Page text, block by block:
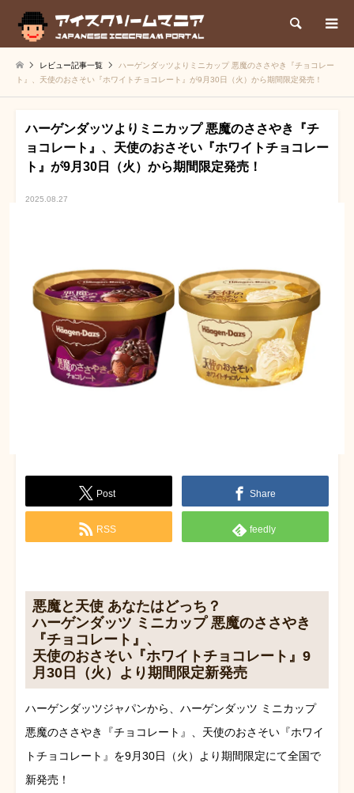
検索
レビュー記事一覧
ハーゲンダッツよりミニカップ 悪魔のささやき『チョコレー
ト』、天使のおさそい『ホワイトチョコレート』が9月30日（火）から期間限定発売！
ハーゲンダッツよりミニカップ 悪魔のささやき『チ
ョコレート』、天使のおさそい『ホワイトチョコレー
ト』が9月30日（火）から期間限定発売！
2025.08.27
Post Share
RSS feedly
悪魔と天使 あなたはどっち？
ハーゲンダッツ ミニカップ 悪魔のささやき
『チョコレート』、
天使のおさそい『ホワイトチョコレート』9
月30日（火）より期間限定新発売
ハーゲンダッツジャパンから、ハーゲンダッツ ミニカップ
悪魔のささやき『チョコレート』、天使のおさそい『ホワイ
トチョコレート』を9月30日（火）より期間限定にて全国で
新発売！